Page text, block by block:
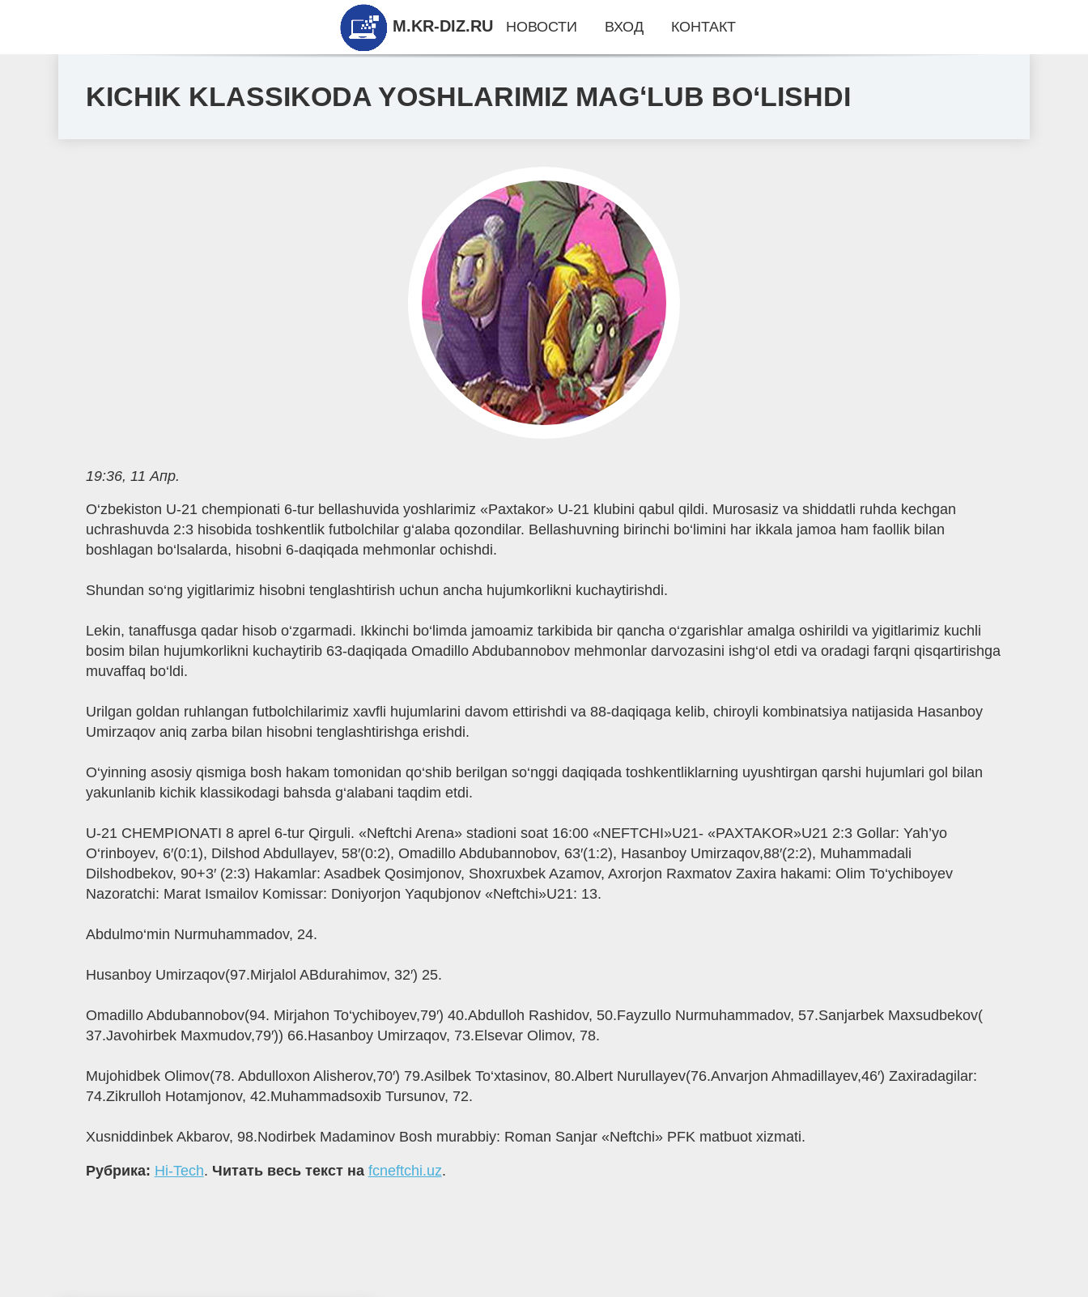
KICHIK KLASSIKODA YOSHLARIMIZ MAGʻLUB BO‘LISHDI
19:36, 11 Апр.
O‘zbekiston U-21 chempionati 6-tur bellashuvida yoshlarimiz «Paxtakor» U-21 klubini qabul qildi. Murosasiz va shiddatli ruhda kechgan
uchrashuvda 2:3 hisobida toshkentlik futbolchilar g‘alaba qozondilar. Bellashuvning birinchi bo‘limini har ikkala jamoa ham faollik bilan
boshlagan bo‘lsalarda, hisobni 6-daqiqada mehmonlar ochishdi.
Shundan so‘ng yigitlarimiz hisobni tenglashtirish uchun ancha hujumkorlikni kuchaytirishdi.
Lekin, tanaffusga qadar hisob o‘zgarmadi. Ikkinchi bo‘limda jamoamiz tarkibida bir qancha o‘zgarishlar amalga oshirildi va yigitlarimiz kuchli
bosim bilan hujumkorlikni kuchaytirib 63-daqiqada Omadillo Abdubannobov mehmonlar darvozasini ishg‘ol etdi va oradagi farqni qisqartirishga
muvaffaq bo‘ldi.
Urilgan goldan ruhlangan futbolchilarimiz xavfli hujumlarini davom ettirishdi va 88-daqiqaga kelib, chiroyli kombinatsiya natijasida Hasanboy
Umirzaqov aniq zarba bilan hisobni tenglashtirishga erishdi.
O‘yinning asosiy qismiga bosh hakam tomonidan qo‘shib berilgan so‘nggi daqiqada toshkentliklarning uyushtirgan qarshi hujumlari gol bilan
yakunlanib kichik klassikodagi bahsda g‘alabani taqdim etdi.
U-21 CHEMPIONATI 8 aprel 6-tur Qirguli. «Neftchi Arena» stadioni soat 16:00 «NEFTCHI»U21- «PAXTAKOR»U21 2:3 Gollar: Yah’yo
O‘rinboyev, 6′(0:1), Dilshod Abdullayev, 58′(0:2), Omadillo Abdubannobov, 63′(1:2), Hasanboy Umirzaqov,88′(2:2), Muhammadali
Dilshodbekov, 90+3′ (2:3) Hakamlar: Asadbek Qosimjonov, Shoxruxbek Azamov, Axrorjon Raxmatov Zaxira hakami: Olim To‘ychiboyev
Nazoratchi: Marat Ismailov Komissar: Doniyorjon Yaqubjonov «Neftchi»U21: 13.
Abdulmo‘min Nurmuhammadov, 24.
Husanboy Umirzaqov(97.Mirjalol ABdurahimov, 32′) 25.
Omadillo Abdubannobov(94. Mirjahon To‘ychiboyev,79′) 40.Abdulloh Rashidov, 50.Fayzullo Nurmuhammadov, 57.Sanjarbek Maxsudbekov(
37.Javohirbek Maxmudov,79′)) 66.Hasanboy Umirzaqov, 73.Elsevar Olimov, 78.
Mujohidbek Olimov(78. Abdulloxon Alisherov,70′) 79.Asilbek To‘xtasinov, 80.Albert Nurullayev(76.Anvarjon Ahmadillayev,46′) Zaxiradagilar:
74.Zikrulloh Hotamjonov, 42.Muhammadsoxib Tursunov, 72.
Xusniddinbek Akbarov, 98.Nodirbek Madaminov Bosh murabbiy: Roman Sanjar «Neftchi» PFK matbuot xizmati.
Рубрика: Hi-Tech. Читать весь текст на fcneftchi.uz.
M.KR-DIZ.RU НОВОСТИ ВХОД КОНТАКТ